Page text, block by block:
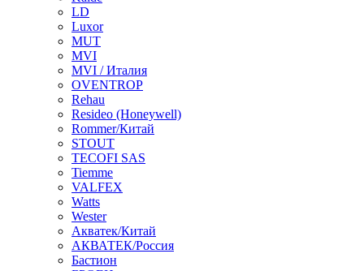
LD
Luxor
MUT
MVI
MVI / Италия
OVENTROP
Rehau
Resideo (Honeywell)
Rommer/Китай
STOUT
TECOFI SAS
Tiemme
VALFEX
Watts
Wester
Акватек/Китай
АКВАТЕК/Россия
Бастион